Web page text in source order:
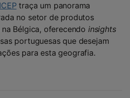
traça um panorama
no setor de produtos
Bélgica, oferecendo insights
portuguesas que desejam
para esta geografia.